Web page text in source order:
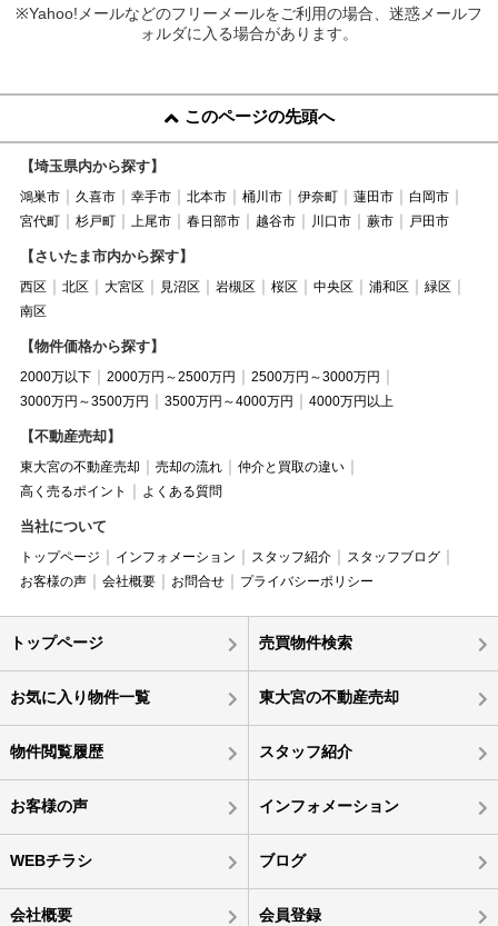
※Yahoo!メールなどのフリーメールをご利用の場合、迷惑メールフ
ォルダに入る場合があります。
このページの先頭へ
【埼玉県内から探す】
鴻巣市 久喜市 幸手市 北本市 桶川市 伊奈町 蓮田市
白岡市
宮代町
杉戸町 上尾市 春日部市 越谷市 川口市 蕨市 戸田市
【さいたま市内から探す】
西区 北区 大宮区 見沼区 岩槻区 桜区 中央区 浦和区
緑区
南区
【物件価格から探す】
2000万以下 2000万円～2500万円
2500万円～3000万円
3000万円～3500万円
3500万円～4000万円 4000万円以上
【不動産売却】
東大宮の不動産売却 売却の流れ
仲介と買取の違い
高く売るポイント
よくある質問
当社について
トップページ インフォメーション スタッフ紹介
スタッフブログ
お客様の声
会社概要 お問合せ プライバシーポリシー
トップページ 売買物件検索
お気に入り物件一覧 東大宮の不動産売却
物件閲覧履歴 スタッフ紹介
お客様の声 インフォメーション
WEBチラシ ブログ
会社概要 会員登録